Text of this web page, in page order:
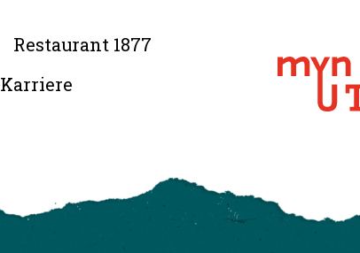
Restaurant 1877
Karriere